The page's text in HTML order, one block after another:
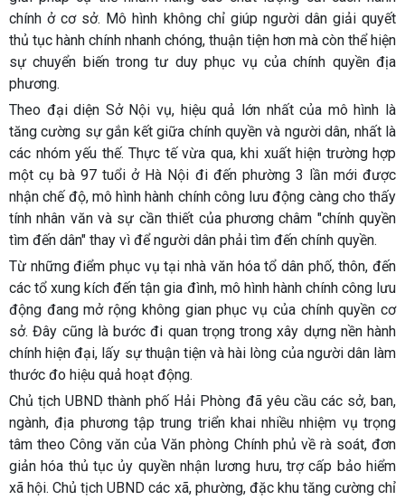
chính ở cơ sở. Mô hình không chỉ giúp người dân giải quyết
thủ tục hành chính nhanh chóng, thuận tiện hơn mà còn thể hiện
sự chuyển biến trong tư duy phục vụ của chính quyền địa
phương.
Theo đại diện Sở Nội vụ, hiệu quả lớn nhất của mô hình là
tăng cường sự gắn kết giữa chính quyền và người dân, nhất là
các nhóm yếu thế. Thực tế vừa qua, khi xuất hiện trường hợp
một cụ bà 97 tuổi ở Hà Nội đi đến phường 3 lần mới được
nhận chế độ, mô hình hành chính công lưu động càng cho thấy
tính nhân văn và sự cần thiết của phương châm "chính quyền
tìm đến dân" thay vì để người dân phải tìm đến chính quyền.
Từ những điểm phục vụ tại nhà văn hóa tổ dân phố, thôn, đến
các tổ xung kích đến tận gia đình, mô hình hành chính công lưu
động đang mở rộng không gian phục vụ của chính quyền cơ
sở. Đây cũng là bước đi quan trọng trong xây dựng nền hành
chính hiện đại, lấy sự thuận tiện và hài lòng của người dân làm
thước đo hiệu quả hoạt động.
Chủ tịch UBND thành phố Hải Phòng đã yêu cầu các sở, ban,
ngành, địa phương tập trung triển khai nhiều nhiệm vụ trọng
tâm theo Công văn của Văn phòng Chính phủ về rà soát, đơn
giản hóa thủ tục ủy quyền nhận lương hưu, trợ cấp bảo hiểm
xã hội. Chủ tịch UBND các xã, phường, đặc khu tăng cường chỉ